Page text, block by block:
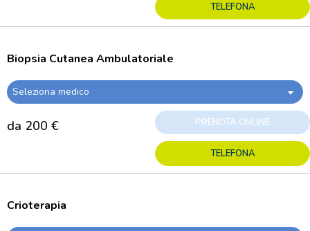
TELEFONA
Biopsia Cutanea Ambulatoriale
Seleziona medico
da 200 € PRENOTA ONLINE
TELEFONA
Crioterapia